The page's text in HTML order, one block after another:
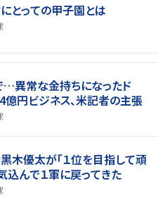
とっての甲子園とは
異常な金持ちになったド
円ビジネス、米記者の主張
黒木優太が「１位を目指して頑
込んで１軍に戻ってきた